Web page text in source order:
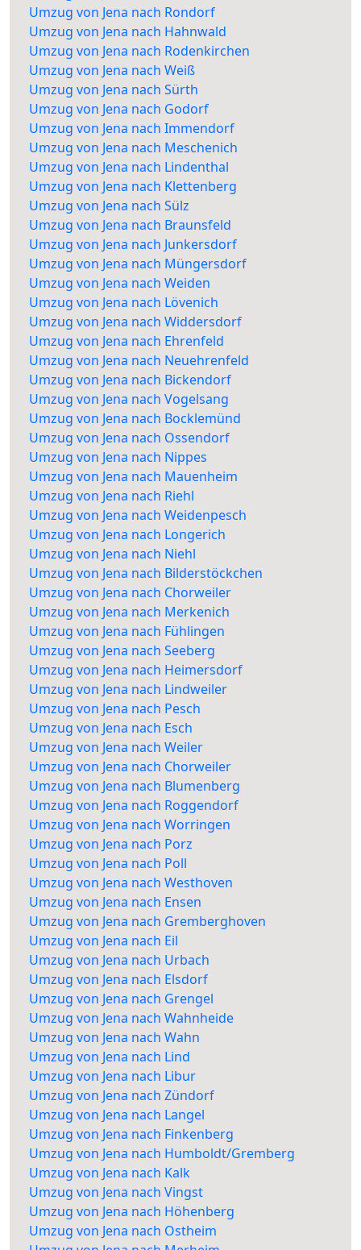
Umzug von Jena nach Rondorf
Umzug von Jena nach Hahnwald
Umzug von Jena nach Rodenkirchen
Umzug von Jena nach Weiß
Umzug von Jena nach Sürth
Umzug von Jena nach Godorf
Umzug von Jena nach Immendorf
Umzug von Jena nach Meschenich
Umzug von Jena nach Lindenthal
Umzug von Jena nach Klettenberg
Umzug von Jena nach Sülz
Umzug von Jena nach Braunsfeld
Umzug von Jena nach Junkersdorf
Umzug von Jena nach Müngersdorf
Umzug von Jena nach Weiden
Umzug von Jena nach Lövenich
Umzug von Jena nach Widdersdorf
Umzug von Jena nach Ehrenfeld
Umzug von Jena nach Neuehrenfeld
Umzug von Jena nach Bickendorf
Umzug von Jena nach Vogelsang
Umzug von Jena nach Bocklemünd
Umzug von Jena nach Ossendorf
Umzug von Jena nach Nippes
Umzug von Jena nach Mauenheim
Umzug von Jena nach Riehl
Umzug von Jena nach Weidenpesch
Umzug von Jena nach Longerich
Umzug von Jena nach Niehl
Umzug von Jena nach Bilderstöckchen
Umzug von Jena nach Chorweiler
Umzug von Jena nach Merkenich
Umzug von Jena nach Fühlingen
Umzug von Jena nach Seeberg
Umzug von Jena nach Heimersdorf
Umzug von Jena nach Lindweiler
Umzug von Jena nach Pesch
Umzug von Jena nach Esch
Umzug von Jena nach Weiler
Umzug von Jena nach Chorweiler
Umzug von Jena nach Blumenberg
Umzug von Jena nach Roggendorf
Umzug von Jena nach Worringen
Umzug von Jena nach Porz
Umzug von Jena nach Poll
Umzug von Jena nach Westhoven
Umzug von Jena nach Ensen
Umzug von Jena nach Gremberghoven
Umzug von Jena nach Eil
Umzug von Jena nach Urbach
Umzug von Jena nach Elsdorf
Umzug von Jena nach Grengel
Umzug von Jena nach Wahnheide
Umzug von Jena nach Wahn
Umzug von Jena nach Lind
Umzug von Jena nach Libur
Umzug von Jena nach Zündorf
Umzug von Jena nach Langel
Umzug von Jena nach Finkenberg
Umzug von Jena nach Humboldt/Gremberg
Umzug von Jena nach Kalk
Umzug von Jena nach Vingst
Umzug von Jena nach Höhenberg
Umzug von Jena nach Ostheim